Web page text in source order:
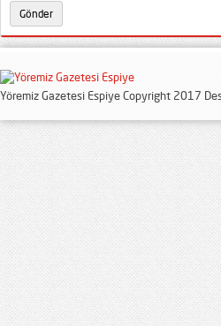
Yöremiz Gazetesi Espiye Copyright 2017